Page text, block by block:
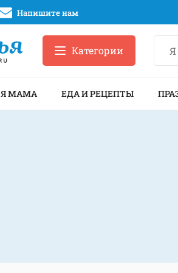
Напишите нам
Категории
Я МАМА ЕДА И РЕЦЕПТЫ